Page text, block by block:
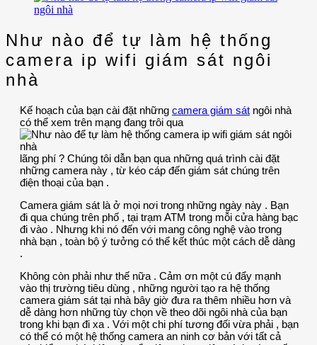
Như nào để tự làm hệ thống
camera ip wifi giám sát ngôi
nhà
Kế hoạch của bạn cài đặt những camera giám sát ngôi nhà
có thể xem trên mạng đang trôi qua
lãng phí ? Chúng tôi dẫn bạn qua những quá trình cài đặt
những camera này , từ kéo cáp đến giám sát chúng trên
điện thoại của bạn .
Camera giám sát là ở mọi nơi trong những ngày này . Bạn
đi qua chúng trên phố , tại trạm ATM trong mỗi cửa hàng bạc
đi vào . Nhưng khi nó đến với mang công nghệ vào trong
nhà bạn , toàn bộ ý tưởng có thể kết thúc một cách dễ dàng
.
Không còn phải như thế nữa . Cảm ơn một cú đẩy mạnh
vào thị trường tiêu dùng , những người tạo ra hệ thống
camera giám sát tại nhà bây giờ đưa ra thêm nhiều hơn và
dễ dàng hơn những tùy chọn về theo dõi ngôi nhà của bạn
trong khi bạn đi xa . Với một chi phí tương đối vừa phải , bạn
có thể có một hệ thống camera an ninh cơ bản với tất cả